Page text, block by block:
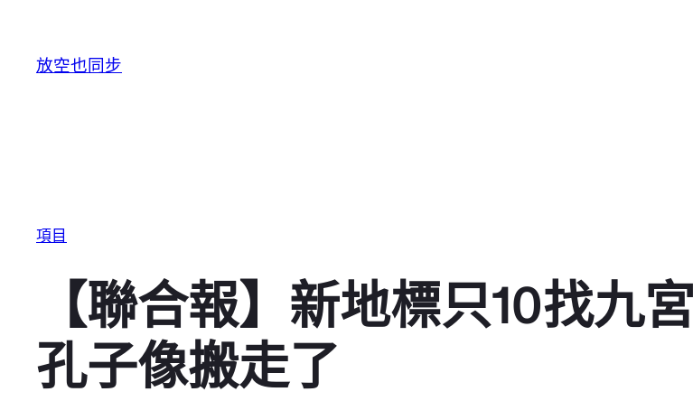
放空也同步
項目
【聯合報】新地標只10找九
孔子像搬走了